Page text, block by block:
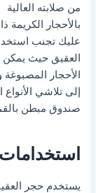
من صلابته
بالأحجار الكريمة
عليك تجنب
العقيق حيث يمكن
الأحجار
إلى تلاشي
صندوق مبطن
يستخدم حجر